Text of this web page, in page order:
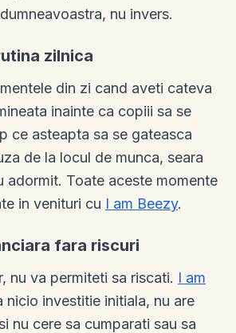
nu invers.
zilnica
din zi cand aveti cateva
inainte ca copiii sa se
ce asteapta sa se gateasca
de la locul de munca, seara
adormit. Toate aceste momente
in venituri cu I am Beezy.
fara riscuri
nu va permiteti sa riscati. I am
nicio investitie initiala, nu are
nu cere sa cumparati sau sa